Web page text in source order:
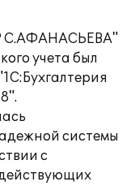
С.АФАНАСЬЕВА"
учета был
системы
с